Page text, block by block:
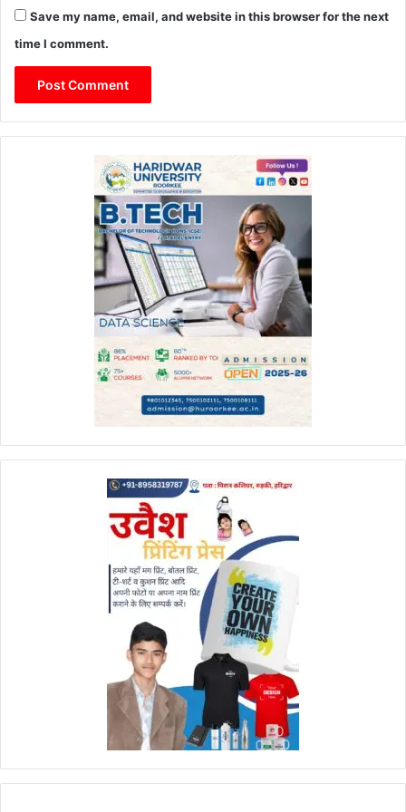
Save my name, email, and website in this browser for the next
time I comment.